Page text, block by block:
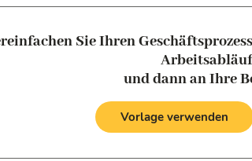
Sie Ihren
und dann an Ihre
Vorlage verwenden